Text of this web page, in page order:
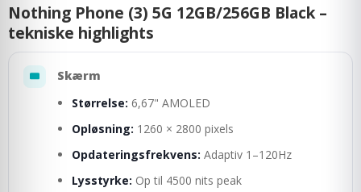
Nothing Phone (3) 5G 12GB/256GB Black –
tekniske highlights
Skærm
Størrelse: 6,67" AMOLED
Opløsning: 1260 × 2800 pixels
Opdateringsfrekvens: Adaptiv 1–120Hz
Lysstyrke: Op til 4500 nits peak